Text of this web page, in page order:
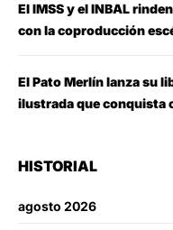
El IMSS y el INBAL
con la coproducción
El Pato Merlín lanza su
ilustrada que conquista
HISTORIAL
agosto 2026